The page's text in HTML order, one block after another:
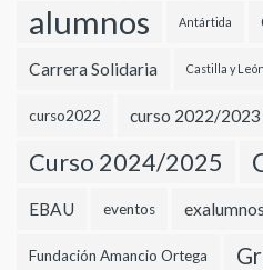
alumnos Antártida
Carrera Solidaria Castilla y León
curso2022 curso 2022/2023
Curso 2024/2025
EBAU eventos exalumnos
Fundación Amancio Ortega